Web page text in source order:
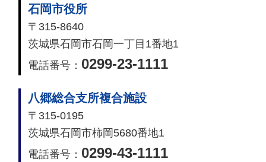
石岡市役所
〒315-8640
茨城県石岡市石岡一丁目1番地1
電話番号： 0299-23-1111
八郷総合支所複合施設
〒315-0195
茨城県石岡市柿岡5680番地1
電話番号： 0299-43-1111